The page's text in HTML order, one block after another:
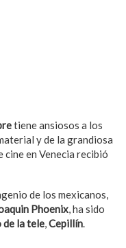
tiene ansiosos a los
y de la grandiosa
en Venecia recibió
de los mexicanos,
Phoenix, ha sido
la tele,Cepillín.